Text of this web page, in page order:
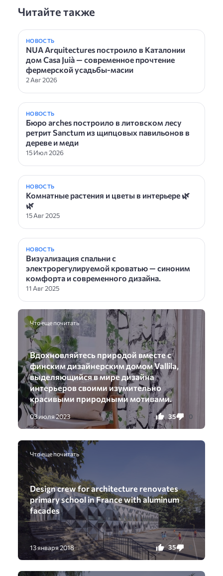
Читайте также
НОВОСТЬ
NUA Arquitectures построило в Каталонии
дом Casa Juià — современное прочтение
фермерской усадьбы-масии
2 Авг 2026
НОВОСТЬ
Бюро arches построило в литовском лесу
ретрит Sanctum из щипцовых павильонов в
дереве и меди
15 Июл 2026
НОВОСТЬ
Комнатные растения и цветы в интерьере 🌿
🌿
15 Авг 2025
НОВОСТЬ
Визуализация спальни с
электрорегулируемой кроватью — синоним
комфорта и современного дизайна.
11 Авг 2025
Что еще почитать
Вдохновляйтесь природой вместе с
финским дизайнерским домом Vallila,
выделяющийся в мире дизайна
интерьеров своими изумительно
красивыми природными мотивами.
03 июля 2023 35 0
Что еще почитать
Design crew for architecture renovates
primary school in France with aluminum
facades
13 января 2018 35